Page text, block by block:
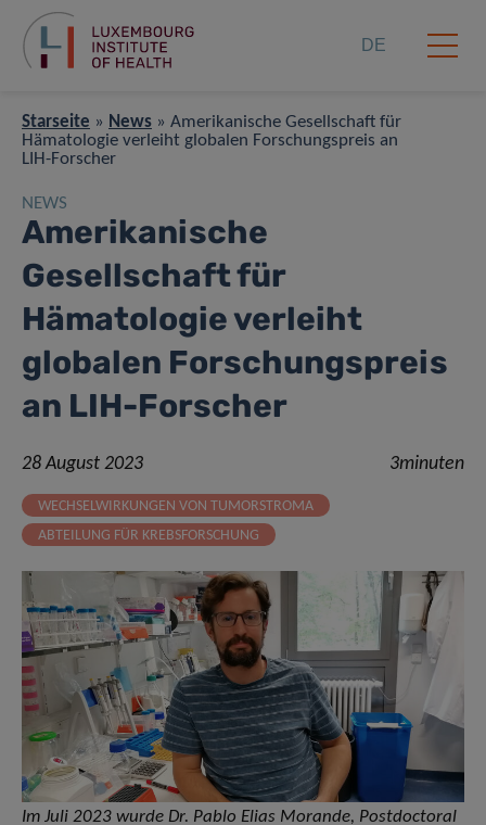
DE
Starseite » News » Amerikanische Gesellschaft für
Hämatologie verleiht globalen Forschungspreis an
LIH-Forscher
NEWS
Amerikanische
Gesellschaft für
Hämatologie verleiht
globalen Forschungspreis
an LIH-Forscher
28 August 2023 3minuten
WECHSELWIRKUNGEN VON TUMORSTROMA
ABTEILUNG FÜR KREBSFORSCHUNG
Im Juli 2023 wurde Dr. Pablo Elias Morande, Postdoctoral